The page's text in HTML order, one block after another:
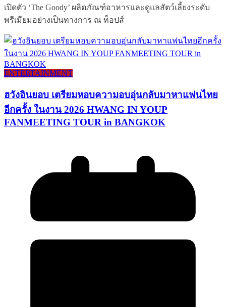
เปิดตัว ‘The Goody’ ผลิตภัณฑ์อาหารและดูแลสัตว์เลี้ยงระดับ
พรีเมียมอย่างเป็นทางการ ณ ท็อปส์
ENTERTAINMENT
ฮวังอินยอบ เตรียมหอบความอบอุ่นกลับมาหาแฟนไทย
อีกครั้ง ในงาน 2026 HWANG IN YOUP
FANMEETING TOUR in BANGKOK